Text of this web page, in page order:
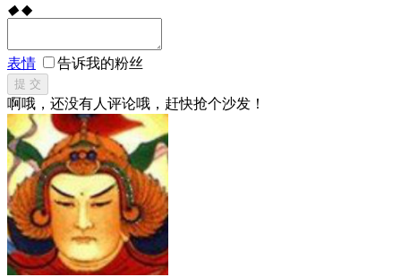
◆ ◆
表情 告诉我的粉丝
提 交
啊哦，还没有人评论哦，赶快抢个沙发！